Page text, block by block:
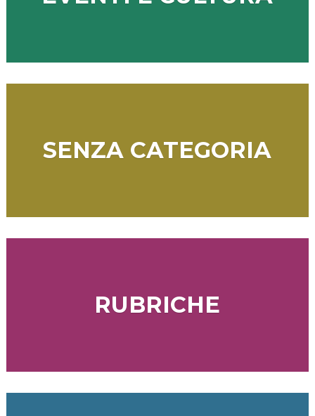
SENZA CATEGORIA
RUBRICHE